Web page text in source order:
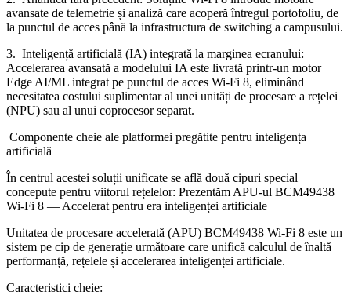
avansate de telemetrie și analiză care acoperă întregul portofoliu, de
la punctul de acces până la infrastructura de switching a campusului.
3. Inteligență artificială (IA) integrată la marginea ecranului:
Accelerarea avansată a modelului IA este livrată printr-un motor
Edge AI/ML integrat pe punctul de acces Wi-Fi 8, eliminând
necesitatea costului suplimentar al unei unități de procesare a rețelei
(NPU) sau al unui coprocesor separat.
Componente cheie ale platformei pregătite pentru inteligența
artificială
În centrul acestei soluții unificate se află două cipuri special
concepute pentru viitorul rețelelor: Prezentăm APU-ul BCM49438
Wi-Fi 8 — Accelerat pentru era inteligenței artificiale
Unitatea de procesare accelerată (APU) BCM49438 Wi-Fi 8 este un
sistem pe cip de generație următoare care unifică calculul de înaltă
performanță, rețelele și accelerarea inteligenței artificiale.
Caracteristici cheie: